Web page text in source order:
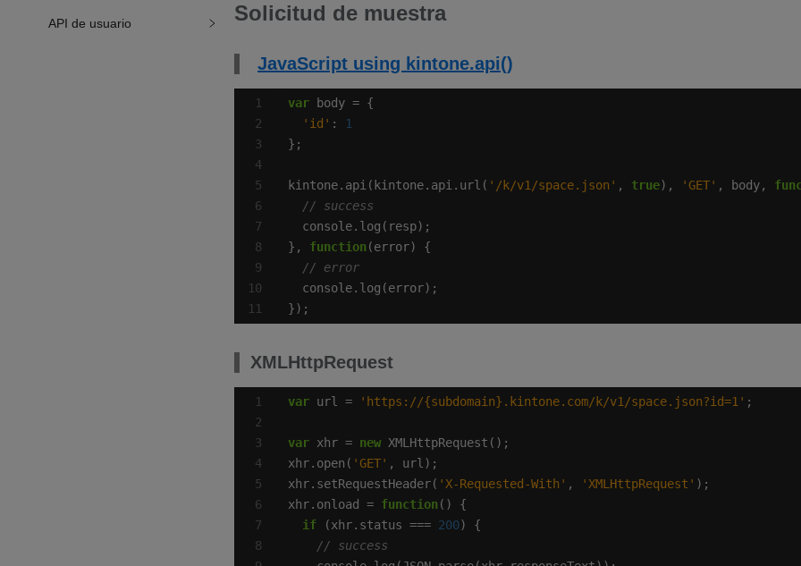
API de usuario Solicitud de muestra
JavaScript using kintone.api()
4
var
'id' :
1
kintone.api(kintone.api.url( '/k/v1/space.json' , true), 'GET' , body,
}, function
});
XMLHttpRequest
4
var url = 'https://{subdomain}.kintone.com/k/v1/space.json?id=1'
var xhr = new
xhr.open( 'GET'
xhr.setRequestHeader( 'X-Requested-With' , 'XMLHttpRequest'
xhr.onload = function
if (xhr.status === 200